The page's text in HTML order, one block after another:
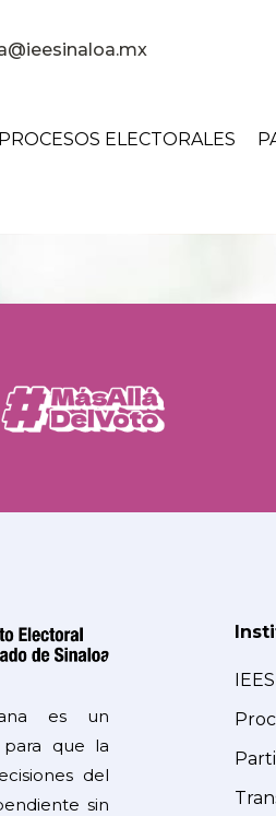
PROCESOS ELECTORALES
es un
que la
del
sin
IEES